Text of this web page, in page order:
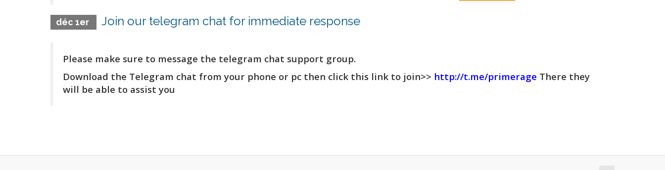
déc 1er Join our telegram chat for immediate response
Please make sure to message the telegram chat support group.
Download the Telegram chat from your phone or pc then click this link to join>> http://t.me/primerage There they
will be able to assist you